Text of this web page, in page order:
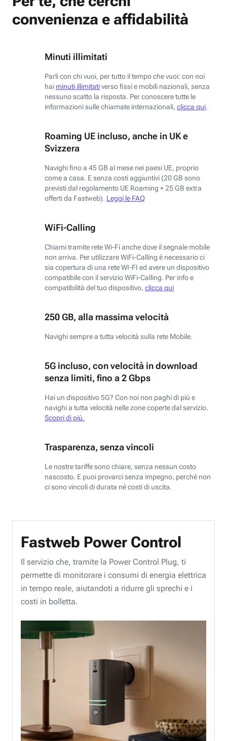
convenienza e affidabilità
Minuti illimitati
Parli con chi vuoi, per tutto il tempo che vuoi: con noi
hai minuti illimitativerso fissi e mobili nazionali, senza
nessuno scatto la risposta. Per conoscere tutte le
informazioni sulle chiamate internazionali, clicca qui.
Roaming UE incluso, anche in UK e
Svizzera
Navighi fino a 45 GB al mese nei paesi UE, proprio
come a casa. E senza costi aggiuntivi (20 GB sono
previsti dal regolamento UE Roaming + 25 GB extra
offerti da Fastweb). Leggi le FAQ
WiFi-Calling
Chiami tramite rete Wi-Fi anche dove il segnale mobile
non arriva. Per utilizzare WiFi-Calling è necessario ci
sia copertura di una rete WI-FI ed avere un dispositivo
compatibile con il servizio WiFi-Calling. Per info e
compatibilità del tuo dispositivo, clicca qui
250 GB, alla massima velocità
Navighi sempre a tutta velocità sulla rete Mobile.
5G incluso, con velocità in download
senza limiti, fino a 2 Gbps
Hai un dispositivo 5G? Con noi non paghi di più e
navighi a tutta velocità nelle zone coperte dal servizio.
Scopri di più.
Trasparenza, senza vincoli
Le nostre tariffe sono chiare, senza nessun costo
nascosto. E puoi provarci senza impegno, perché non
ci sono vincoli di durata né costi di uscita.
Fastweb Power Control
Il servizio che, tramite la Power Control Plug, ti
permette di monitorare i consumi di energia elettrica
in tempo reale, aiutandoti a ridurre gli sprechi e i
costi in bolletta.